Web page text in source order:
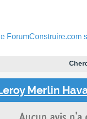
ForumConstruire.com
Merlin